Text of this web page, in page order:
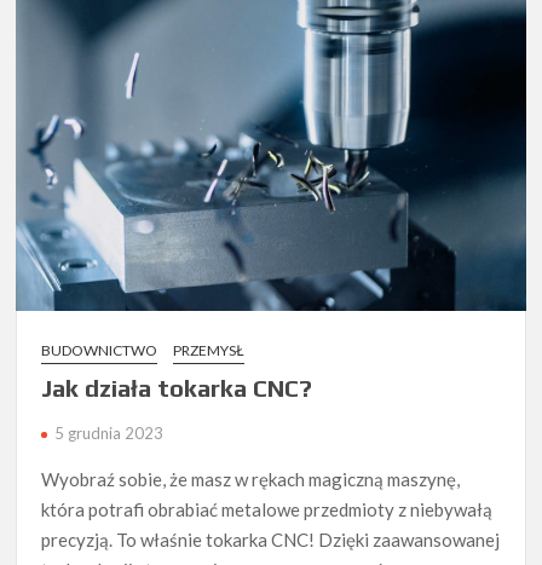
BUDOWNICTWO PRZEMYSŁ
Jak działa tokarka CNC?
5 grudnia 2023
Wyobraź sobie, że masz w rękach magiczną maszynę,
która potrafi obrabiać metalowe przedmioty z niebywałą
precyzją. To właśnie tokarka CNC! Dzięki zaawansowanej